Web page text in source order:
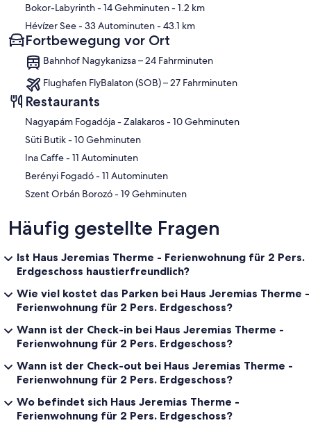
Bokor-Labyrinth- 14 Gehminuten- 1.2 km
Hévízer See- 33 Autominuten- 43.1 km
Fortbewegung vor Ort
Bahnhof Nagykanizsa – 24 Fahrminuten
Flughafen FlyBalaton (SOB) – 27 Fahrminuten
Restaurants
‪Nagyapám Fogadója - Zalakaros - ‬10 Gehminuten
‪Süti Butik - ‬10 Gehminuten
‪Ina Caffe - ‬11 Autominuten
‪Berényi Fogadó - ‬11 Autominuten
‪Szent Orbán Borozó - ‬19 Gehminuten
Häufig gestellte Fragen
Ist Haus Jeremias Therme - Ferienwohnung für 2 Pers.
Erdgeschoss haustierfreundlich?
Wie viel kostet das Parken bei Haus Jeremias Therme -
Ferienwohnung für 2 Pers. Erdgeschoss?
Wann ist der Check-in bei Haus Jeremias Therme -
Ferienwohnung für 2 Pers. Erdgeschoss?
Wann ist der Check-out bei Haus Jeremias Therme -
Ferienwohnung für 2 Pers. Erdgeschoss?
Wo befindet sich Haus Jeremias Therme -
Ferienwohnung für 2 Pers. Erdgeschoss?